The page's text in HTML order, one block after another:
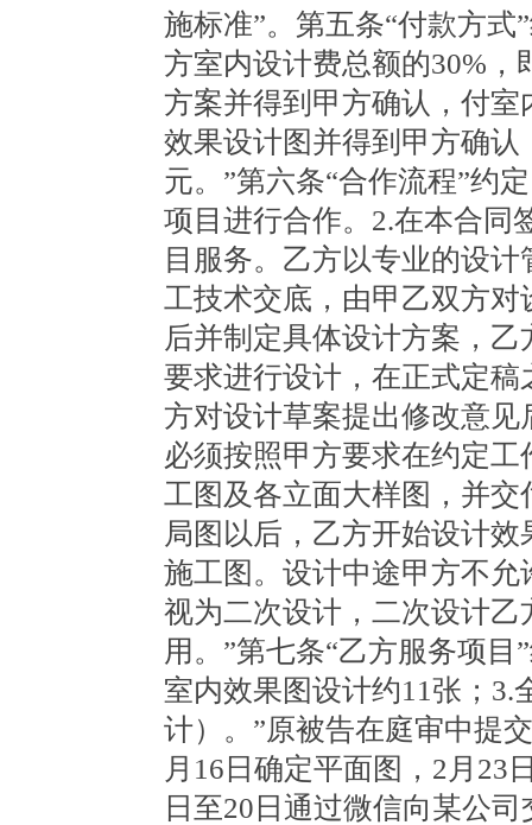
施标准”。第五条“付款方式
方室内设计费总额的30%，
方案并得到甲方确认，付室
效果设计图并得到甲方确认
元。”第六条“合作流程”约
项目进行合作。2.在本合同
目服务。乙方以专业的设
工技术交底，由甲乙双方
后并制定具体设计方案，
要求进行设计，在正式定
方对设计草案提出修改意
必须按照甲方要求在约定
工图及各立面大样图，并
局图以后，乙方开始设计
施工图。设计中途甲方不
视为二次设计，二次设计
用。”第七条“乙方服务项
室内效果图设计约11张；3.
计）。”原被告在庭审中提
月16日确定平面图，2月23
日至20日通过微信向某公